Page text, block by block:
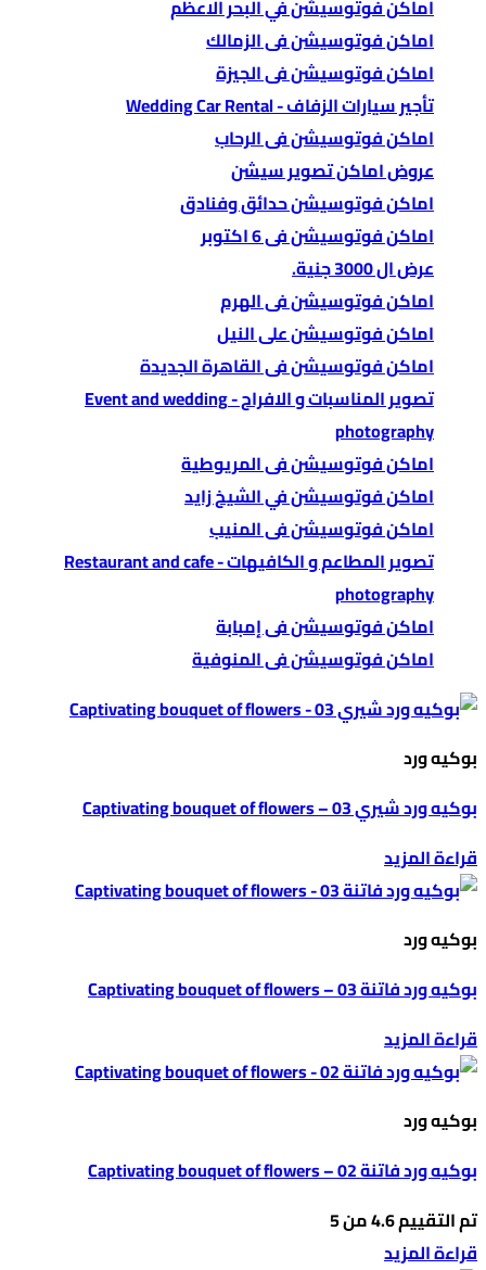
اماكن فوتوسيشن في البحر الاعظم
اماكن فوتوسيشن فى الزمالك
اماكن فوتوسيشن فى الجيزة
تأجير سيارات الزفاف - Wedding Car Rental
اماكن فوتوسيشن فى الرحاب
عروض اماكن تصوير سيشن
اماكن فوتوسيشن حدائق وفنادق
اماكن فوتوسيشن فى 6 اكتوبر
عرض ال 3000 جنية.
اماكن فوتوسيشن فى الهرم
اماكن فوتوسيشن على النيل
اماكن فوتوسيشن فى القاهرة الجديدة
تصوير المناسبات و الافراح - Event and wedding
photography
اماكن فوتوسيشن فى المريوطية
اماكن فوتوسيشن في الشيخ زايد
اماكن فوتوسيشن فى المنيب
تصوير المطاعم و الكافيهات - Restaurant and cafe
photography
اماكن فوتوسيشن فى إمبابة
اماكن فوتوسيشن فى المنوفية
بوكيه ورد
بوكيه ورد شيري 03 – Captivating bouquet of flowers
قراءة المزيد
بوكيه ورد
بوكيه ورد فاتنة 03 – Captivating bouquet of flowers
قراءة المزيد
بوكيه ورد
بوكيه ورد فاتنة 02 – Captivating bouquet of flowers
تم التقييم4.6من 5
قراءة المزيد